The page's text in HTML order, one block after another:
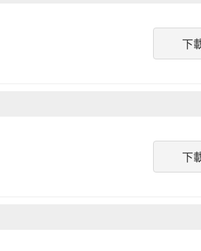
下
下